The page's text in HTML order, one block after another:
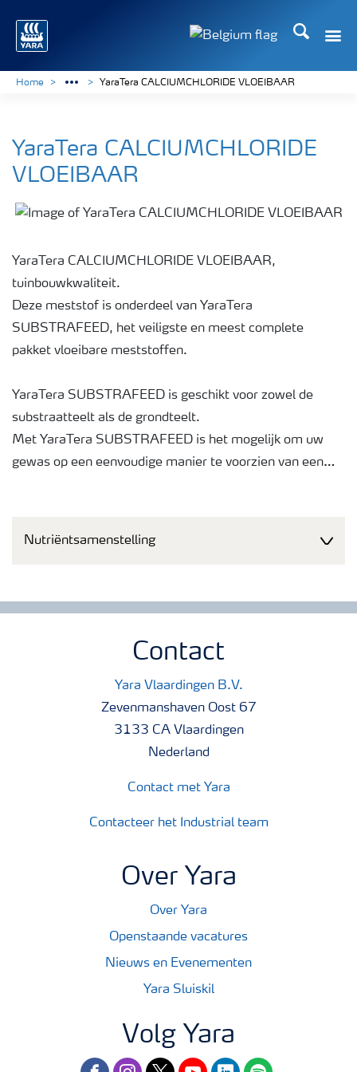
Zoek op
Home YaraTera CALCIUMCHLORIDE VLOEIBAAR
YaraTera CALCIUMCHLORIDE
VLOEIBAAR
YaraTera CALCIUMCHLORIDE VLOEIBAAR,
tuinbouwkwaliteit.
Deze meststof is onderdeel van YaraTera
SUBSTRAFEED, het veiligste en meest complete
pakket vloeibare meststoffen.
YaraTera SUBSTRAFEED is geschikt voor zowel de
substraatteelt als de grondteelt.
Met YaraTera SUBSTRAFEED is het mogelijk om uw
gewas op een eenvoudige manier te voorzien van een
Nutriëntsamenstelling
Contact
Yara Vlaardingen B.V.
Zevenmanshaven Oost 67
3133 CA Vlaardingen
Nederland
Contact met Yara
Contacteer het Industrial team
Over Yara
Over Yara
Openstaande vacatures
Nieuws en Evenementen
Yara Sluiskil
Volg Yara
facebookinstagram
twitteryoutubelinkedinspotify